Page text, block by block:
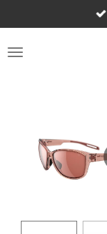
to
main